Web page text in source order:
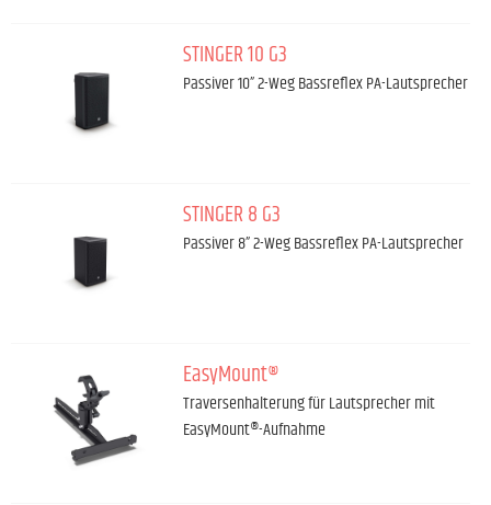
STINGER 10 G3
Passiver 10” 2-Weg Bassreflex PA-Lautsprecher
STINGER 8 G3
Passiver 8” 2-Weg Bassreflex PA-Lautsprecher
EasyMount®
Traversenhalterung für Lautsprecher mit
EasyMount®-Aufnahme